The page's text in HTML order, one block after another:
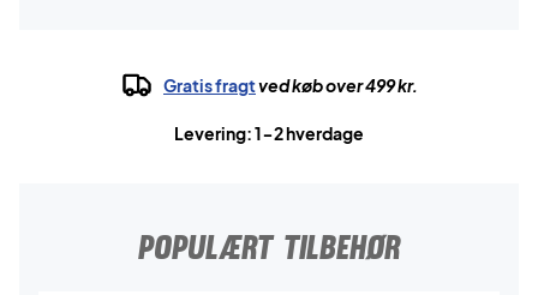
Gratis fragtved køb over 499 kr.
Levering: 1-2 hverdage
POPULÆRT TILBEHØR